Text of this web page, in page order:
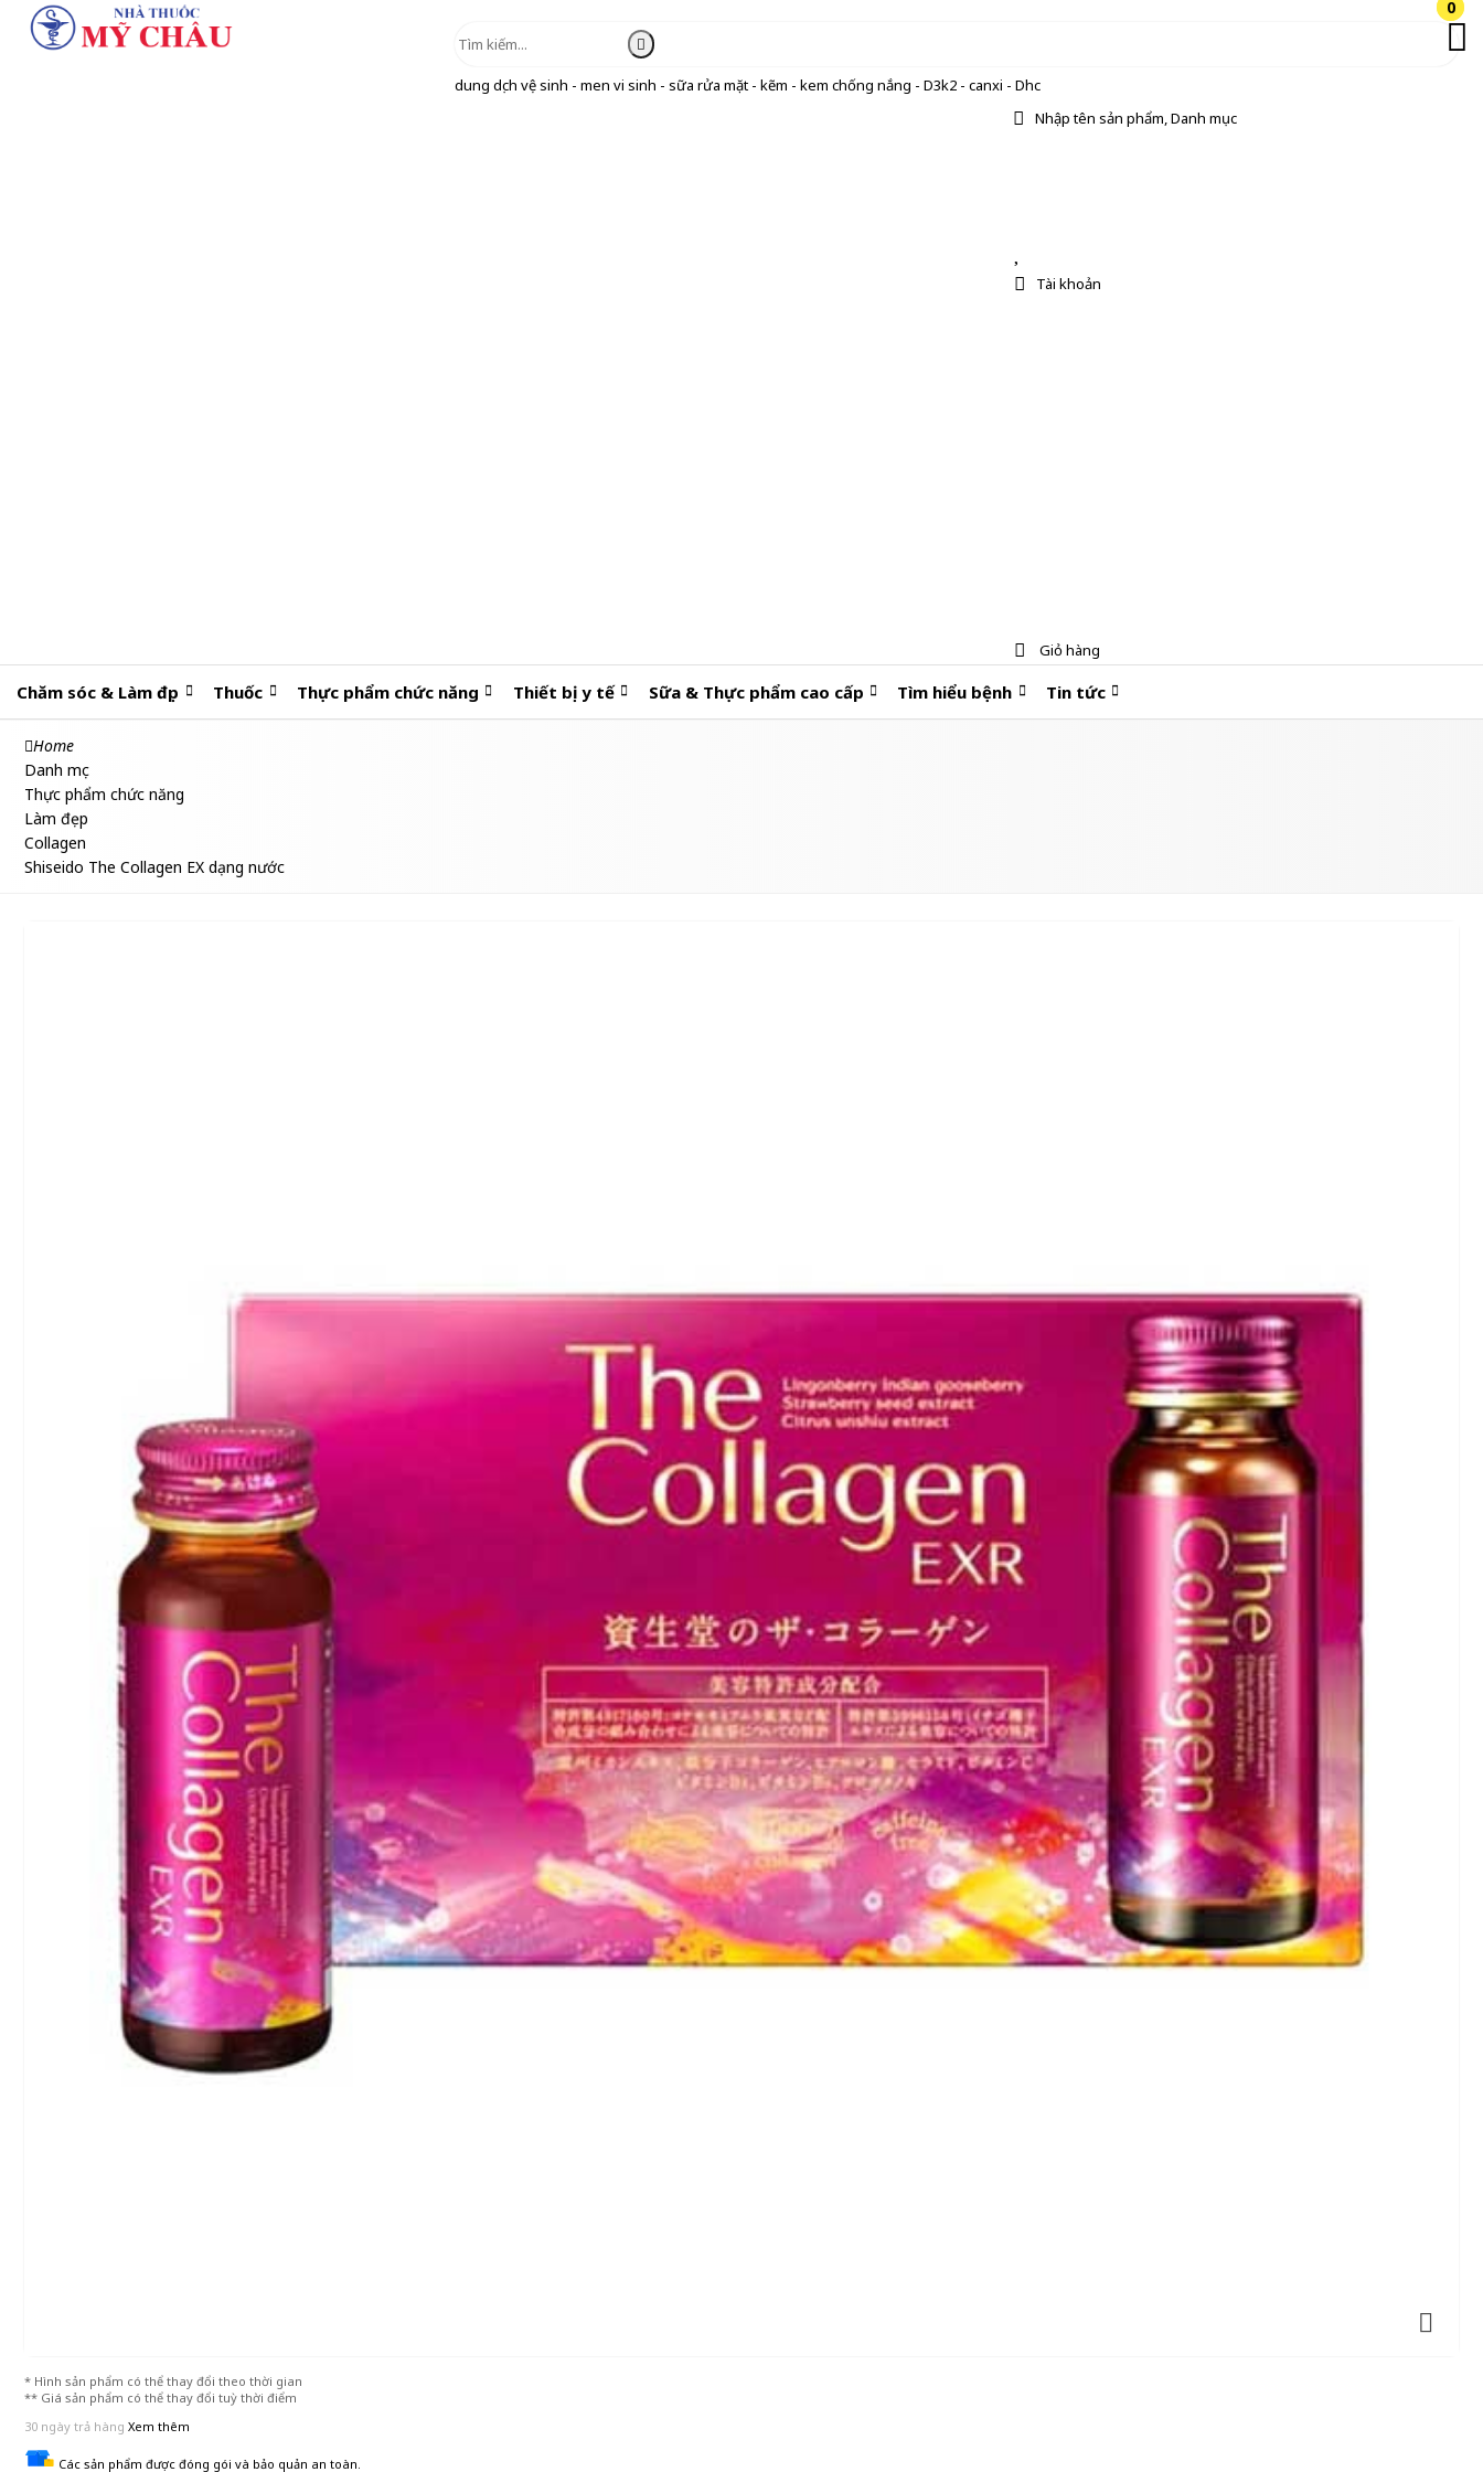
dung dịch vệ sinh - men vi sinh - sữa rửa mặt - kẽm - kem chống nắng - D3k2 - canxi - Dhc
Nhập tên sản phẩm, Danh mục
0
Tài khoản
0
Giỏ hàng
Chăm sóc & Làm đẹp Thuốc Thực phẩm chức năng Thiết bị y tế Sữa & Thực phẩm cao cấp Tìm hiểu bệnh Tin tức
Home
Danh mục
Thực phẩm chức năng
Làm đẹp
Collagen
Shiseido The Collagen EX dạng nước
* Hình sản phẩm có thể thay đổi theo thời gian
** Giá sản phẩm có thể thay đổi tuỳ thời điểm
30 ngày trả hàng Xem thêm
Các sản phẩm được đóng gói và bảo quản an toàn.